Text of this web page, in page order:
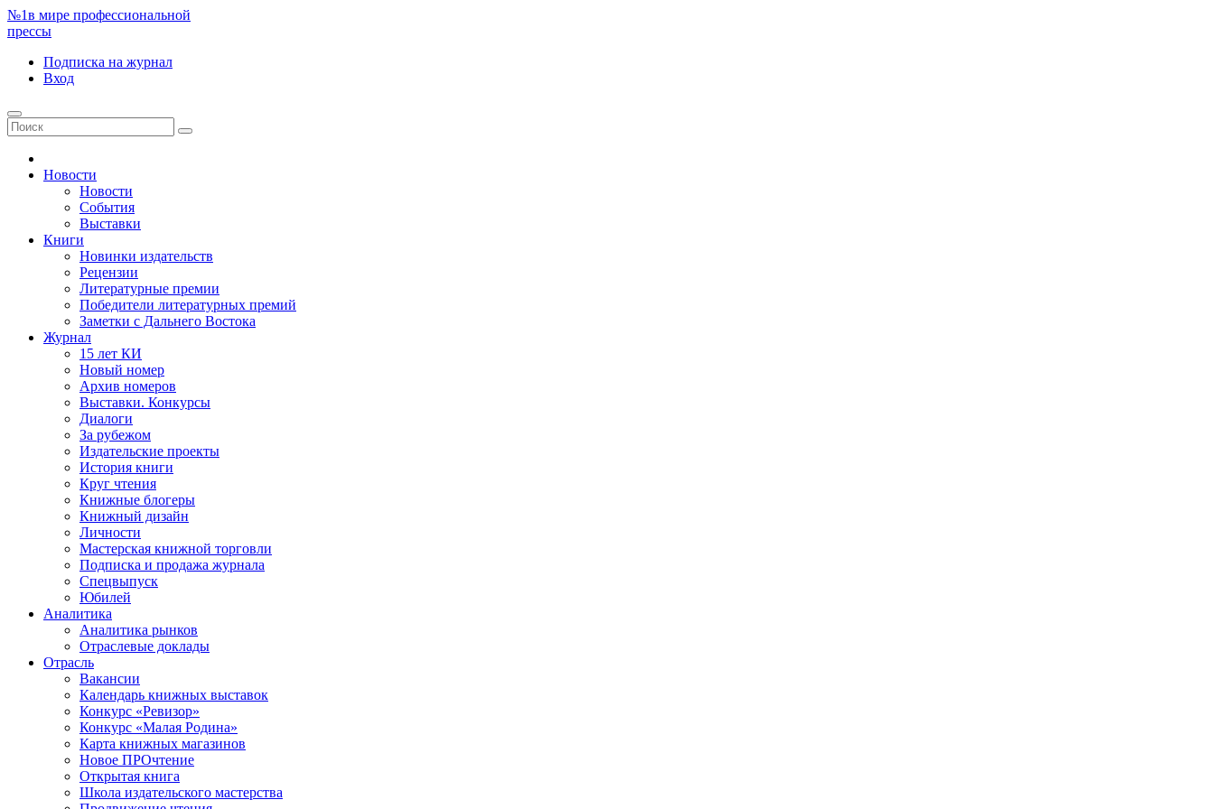
№1в мире профессиональной
прессы
Подписка на журнал
Вход
Новости
Новости
События
Выставки
Книги
Новинки издательств
Рецензии
Литературные премии
Победители литературных премий
Заметки с Дальнего Востока
Журнал
15 лет КИ
Новый номер
Архив номеров
Выставки. Конкурсы
Диалоги
За рубежом
Издательские проекты
История книги
Круг чтения
Книжные блогеры
Книжный дизайн
Личности
Мастерская книжной торговли
Подписка и продажа журнала
Спецвыпуск
Юбилей
Аналитика
Аналитика рынков
Отраслевые доклады
Отрасль
Вакансии
Календарь книжных выставок
Конкурс «Ревизор»
Конкурс «Малая Родина»
Карта книжных магазинов
Новое ПРОчтение
Открытая книга
Школа издательского мастерства